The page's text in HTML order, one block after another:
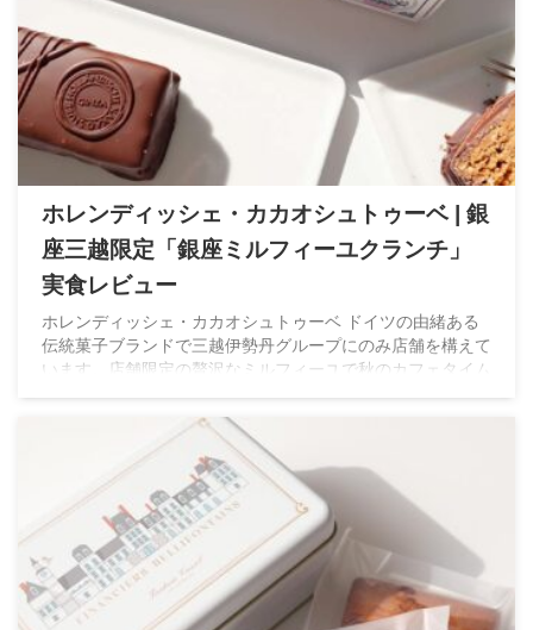
ホレンディッシェ・カカオシュトゥーベ | 銀
座三越限定「銀座ミルフィーユクランチ」
実食レビュー
ホレンディッシェ・カカオシュトゥーベ ドイツの由緒ある
伝統菓子ブランドで三越伊勢丹グループにのみ店舗を構えて
います。店舗限定の贅沢なミルフィーユで秋のカフェタイム